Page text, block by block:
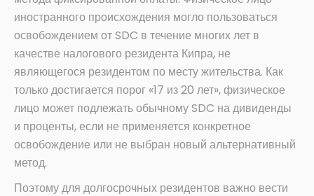
иностранного происхождения могло пользоваться
освобождением от SDC в течение многих лет в
качестве налогового резидента Кипра, не
являющегося резидентом по месту жительства. Как
только достигается порог «17 из 20 лет», физическое
лицо может подлежать обычному SDC на дивиденды
и проценты, если не применяется конкретное
освобождение или не выбран новый альтернативный
метод.
Поэтому для долгосрочных резидентов важно вести